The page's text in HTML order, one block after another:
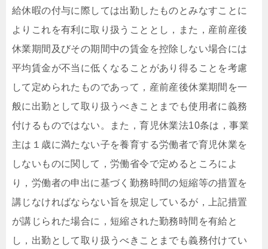
給休暇の付与に際しては出勤したものとみなすことに
よりこれを有利に取り扱うこととし，また，産前産後
休業期間及びその期間中の賃金を控除しない場合には
平均賃金が不当に低くなることがあり得ることを考慮
して定められたものであって，産前産後休業期間を一
般に出勤として取り扱うべきことまでも使用者に義務
付けるものではない。また，育児休業法10条は，事業
主は１歳に満たない子を養育する労働者で育児休業を
しないものに関して，労働省令で定めるところによ
り，労働者の申出に基づく勤務時間の短縮等の措置を
講じなければならない旨を規定しているが，上記措置
が講じられた場合に，短縮された勤務時間を有給と
し，出勤として取り扱うべきことまでも義務付けてい